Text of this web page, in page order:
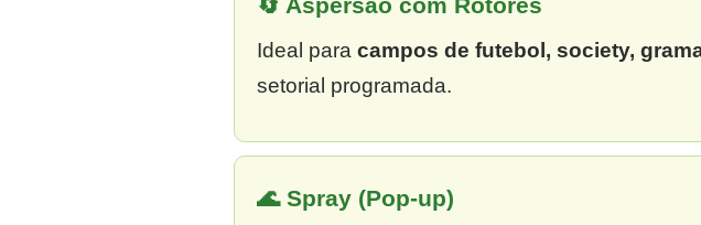
Ideal para campos de futebol, society,
setorial programada.
🌊 Spray (Pop-up)